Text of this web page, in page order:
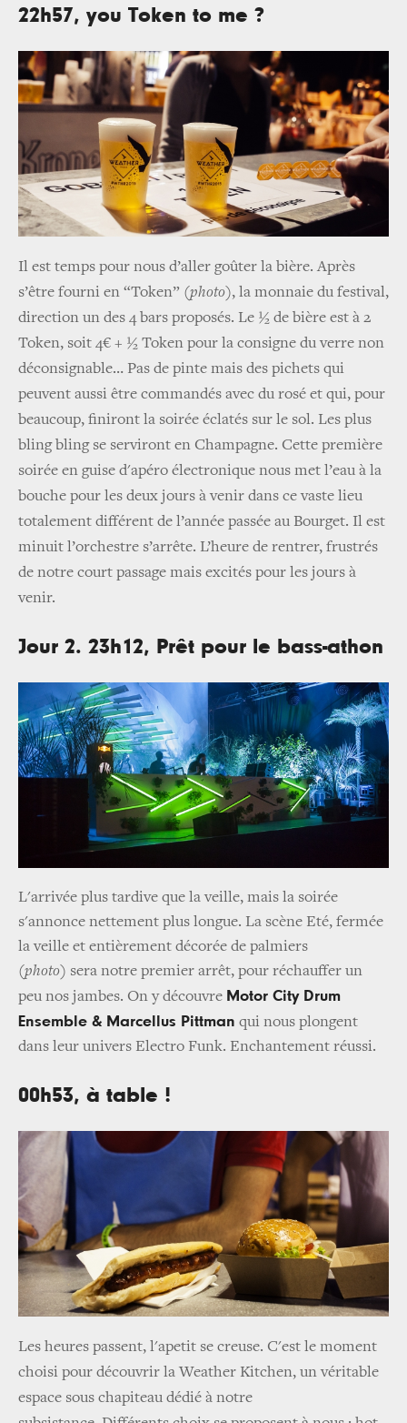
22h57, you Token to me ?
Il est temps pour nous d’aller goûter la bière. Après
s’être fourni en “Token” (photo), la monnaie du festival,
direction un des 4 bars proposés. Le ½ de bière est à 2
Token, soit 4€ + ½ Token pour la consigne du verre non
déconsignable… Pas de pinte mais des pichets qui
peuvent aussi être commandés avec du rosé et qui, pour
beaucoup, finiront la soirée éclatés sur le sol. Les plus
bling bling se serviront en Champagne. Cette première
soirée en guise d'apéro électronique nous met l’eau à la
bouche pour les deux jours à venir dans ce vaste lieu
totalement différent de l’année passée au Bourget. Il est
minuit l’orchestre s’arrête. L’heure de rentrer, frustrés
de notre court passage mais excités pour les jours à
venir.
Jour 2. 23h12, Prêt pour le bass-athon
L'arrivée plus tardive que la veille, mais la soirée
s'annonce nettement plus longue. La scène Eté, fermée
la veille et entièrement décorée de palmiers
(photo) sera notre premier arrêt, pour réchauffer un
peu nos jambes. On y découvre Motor City Drum
Ensemble & Marcellus Pittman qui nous plongent
dans leur univers Electro Funk. Enchantement réussi.
00h53, à table !
Les heures passent, l'apetit se creuse. C'est le moment
choisi pour découvrir la Weather Kitchen, un véritable
espace sous chapiteau dédié à notre